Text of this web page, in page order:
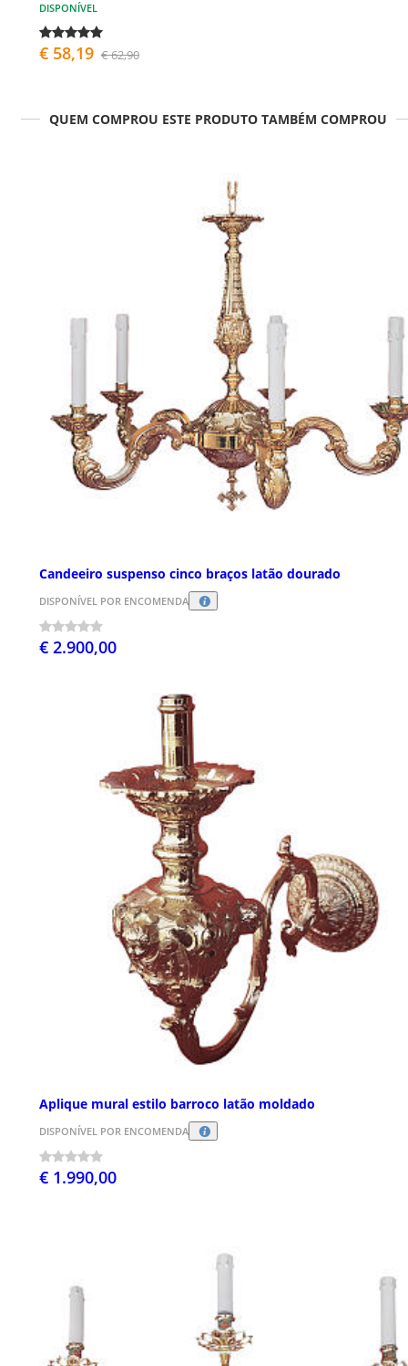
DISPONÍVEL
€ 58,19 € 62,90
QUEM COMPROU ESTE PRODUTO TAMBÉM COMPROU
Candeeiro suspenso cinco braços latão dourado
DISPONÍVEL POR ENCOMENDA
€ 2.900,00
Aplique mural estilo barroco latão moldado
DISPONÍVEL POR ENCOMENDA
€ 1.990,00